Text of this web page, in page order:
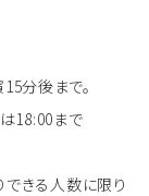
分後まで。
18:00まで
きる人数に限り